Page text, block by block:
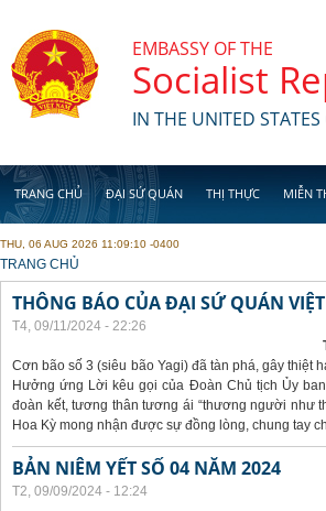
EMBASSY OF THE
Socialist
IN THE UNITED STATES
TRANG CHỦ ĐẠI SỨ QUÁN THỊ THỰC MIỄN
THU, 06 AUG 2026 11:09:10 -0400
YOU ARE HERE
TRANG CHỦ
THÔNG BÁO CỦA ĐẠI SỨ QUÁN
T4, 09/11/2024 - 22:26
Cơn bão số 3 (siêu bão Yagi) đã tàn phá, gây thiệt
Hưởng ứng Lời kêu gọi của Đoàn Chủ tịch Ủy
đoàn kết, tương thân tương ái “thương người như
Hoa Kỳ mong nhận được sự đồng lòng, chung tay
BẢN NIÊM YẾT SỐ 04 NĂM 2024
T2, 09/09/2024 - 12:24